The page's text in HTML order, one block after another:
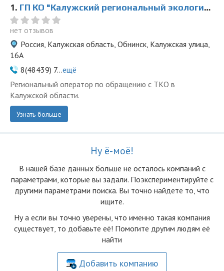
1. ГП КО "Калужский региональный экологический оператор"
нет отзывов
Россия, Калужская область, Обнинск, Калужская улица,
16А
8(48439) 7...ещё
Региональный оператор по обращению с ТКО в
Калужской области.
Узнать больше
Ну ё-моё!
В нашей базе данных больше не осталоcь компаний с
параметрами, которые вы задали. Поэкспериментируйте с
другими параметрами поиска. Вы точно найдете то, что
ищите.
Ну а если вы точно уверены, что именно такая компания
существует, то добавьте её! Помогите другим людям её
найти
Добавить компанию